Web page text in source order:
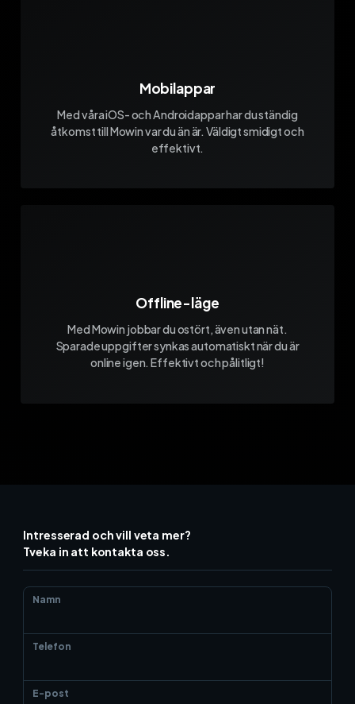
Mobilappar
Med våra iOS- och Androidappar har du ständig
åtkomst till Mowin var du än är. Väldigt smidigt och
effektivt.
Offline-läge
Med Mowin jobbar du ostört, även utan nät.
Sparade uppgifter synkas automatiskt när du är
online igen. Effektivt och pålitligt!
Intresserad och vill veta mer?
Tveka in att kontakta oss.
Namn
Telefon
E-post